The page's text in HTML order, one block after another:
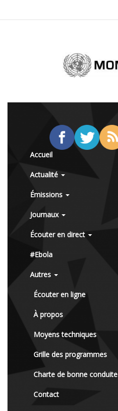
Accueil
Actualité
Émissions
Journaux
Écouter en direct
#Ebola
Autres
Écouter en ligne
À propos
Moyens techniques
Grille des programmes
Charte de bonne conduite
Contact